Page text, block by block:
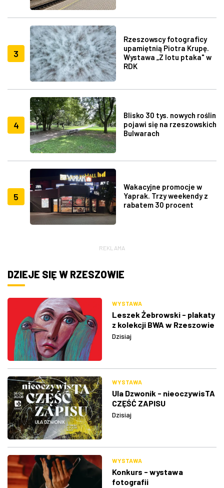
3
Rzeszowscy fotograficy
upamiętnią Piotra Krupę.
Wystawa „Z lotu ptaka" w
RDK
4
Blisko 30 tys. nowych roślin
pojawi się na rzeszowskich
Bulwarach
5
Wakacyjne promocje w
Yaprak. Trzy weekendy z
rabatem 30 procent
REKLAMA
DZIEJE SIĘ W RZESZOWIE
WYSTAWA
Leszek Żebrowski - plakaty
z kolekcji BWA w Rzeszowie
Dzisiaj
WYSTAWA
Ula Dzwonik - nieoczywisTA
CZĘŚĆ ZAPISU
Dzisiaj
WYSTAWA
Konkurs - wystawa
fotografii